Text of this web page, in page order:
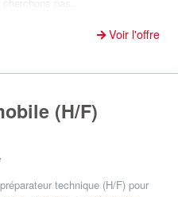
Voir l'offre
(H/F)
technique (H/F) pour